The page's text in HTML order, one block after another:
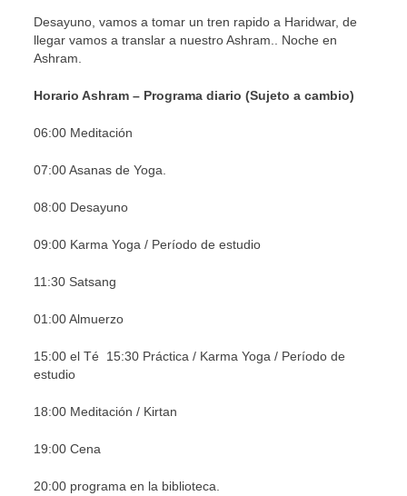
Desayuno, vamos a tomar un tren rapido a Haridwar, de
llegar vamos a translar a nuestro Ashram.. Noche en
Ashram.
Horario Ashram – Programa diario (Sujeto a cambio)
06:00 Meditación
07:00 Asanas de Yoga.
08:00 Desayuno
09:00 Karma Yoga / Período de estudio
11:30 Satsang
01:00 Almuerzo
15:00 el Té 15:30 Práctica / Karma Yoga / Período de
estudio
18:00 Meditación / Kirtan
19:00 Cena
20:00 programa en la biblioteca.